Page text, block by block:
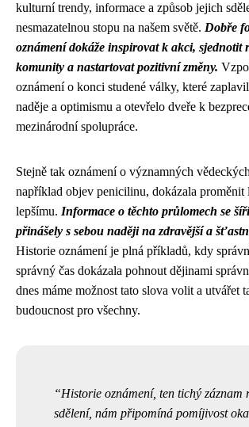
kulturní trendy, informace a způsob jejich
nesmazatelnou stopu na našem světě. Dobře
oznámení dokáže inspirovat k akci, sjednotit
komunity a nastartovat pozitivní změny.
oznámení o konci studené války, které
naděje a optimismu a otevřelo dveře k
mezinárodní spolupráce.
Stejně tak oznámení o významných
například objev penicilinu, dokázala
lepšímu. Informace o těchto průlomech se
přinášely s sebou naději na zdravější a
Historie oznámení je plná příkladů, kdy
správný čas dokázala pohnout dějinami
dnes máme možnost tato slova volit a utvářet
budoucnost pro všechny.
Historie oznámení, ten tichý záznam
sdělení, nám připomíná pomíjivost